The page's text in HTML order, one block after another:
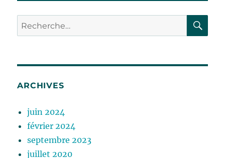
Recherche
pour :
ARCHIVES
juin 2024
février 2024
septembre 2023
juillet 2020